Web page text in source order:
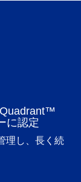
に認定
理し、長く続